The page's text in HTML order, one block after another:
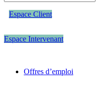
Espace Client
Espace Intervenant
Offres d’emploi